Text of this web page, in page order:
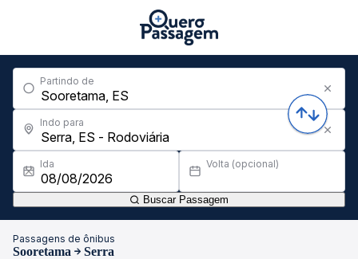
Partindo de
Indo para
Ida Volta (opcional)
Buscar Passagem
Passagens de ônibus
Sooretama Serra